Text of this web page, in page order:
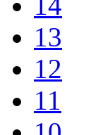
12
11
10
9